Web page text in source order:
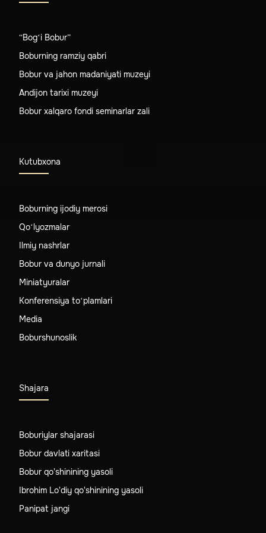
“Bog‘i Bobur”
Boburning ramziy qabri
Bobur va jahon madaniyati muzeyi
Andijon tarixi muzeyi
Bobur xalqaro fondi seminarlar zali
Kutubxona
Boburning ijodiy merosi
Qo‘lyozmalar
Ilmiy nashrlar
Bobur va dunyo jurnali
Miniatyuralar
Konferensiya to‘plamlari
Media
Boburshunoslik
Shajara
Boburiylar shajarasi
Bobur davlati xaritasi
Bobur qo'shinining yasoli
Ibrohim Lo'diy qo'shinining yasoli
Panipat jangi